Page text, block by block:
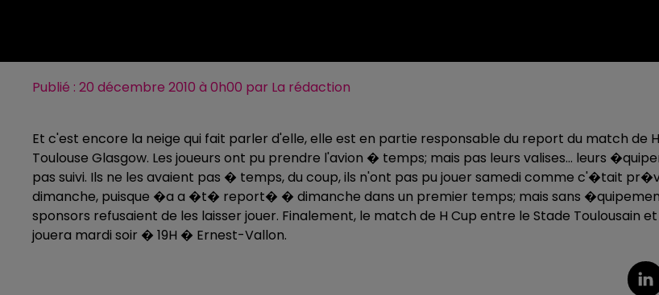
Publié : 20 décembre 2010 à 0h00 par La rédaction
Et c'est encore la neige qui fait parler d'elle, elle est en partie responsable du report du match de H
Toulouse Glasgow. Les joueurs ont pu prendre l'avion � temps; mais pas leurs valises... leurs
pas suivi. Ils ne les avaient pas � temps, du coup, ils n'ont pas pu jouer samedi comme c'�tait
dimanche, puisque �a a �t� report� � dimanche dans un premier temps; mais sans
sponsors refusaient de les laisser jouer. Finalement, le match de H Cup entre le Stade Toulousain
jouera mardi soir � 19H � Ernest-Vallon.